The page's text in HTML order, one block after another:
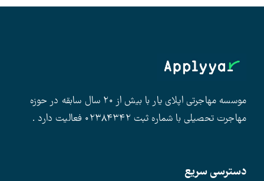
موسسه مهاجرتی اپلای یار با بیش از ۲۰ سال سابقه در حوزه
مهاجرت تحصیلی با شماره ثبت ۰۲۳۸۴۳۴۲ فعالیت دارد .
دسترسی سریع